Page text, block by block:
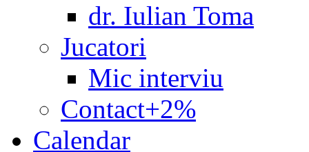
dr. Iulian Toma
Jucatori
Mic interviu
Contact+2%
Calendar